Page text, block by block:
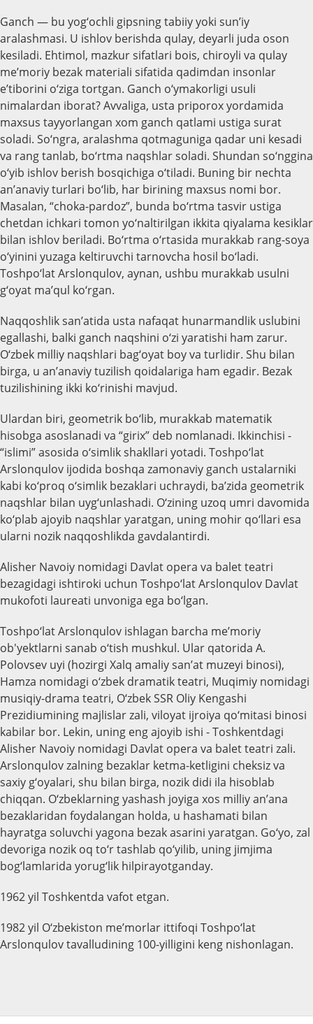
Ganch — bu yog‘ochli gipsning tabiiy yoki sun’iy
aralashmasi. U ishlov berishda qulay, deyarli juda oson
kesiladi. Ehtimol, mazkur sifatlari bois, chiroyli va qulay
me’moriy bezak materiali sifatida qadimdan insonlar
e’tiborini o‘ziga tortgan. Ganch o‘ymakorligi usuli
nimalardan iborat? Avvaliga, usta priporox yordamida
maxsus tayyorlangan xom ganch qatlami ustiga surat
soladi. So‘ngra, aralashma qotmaguniga qadar uni kesadi
va rang tanlab, bo‘rtma naqshlar soladi. Shundan so‘nggina
o‘yib ishlov berish bosqichiga o‘tiladi. Buning bir nechta
an’anaviy turlari bo‘lib, har birining maxsus nomi bor.
Masalan, “choka-pardoz”, bunda bo‘rtma tasvir ustiga
chetdan ichkari tomon yo‘naltirilgan ikkita qiyalama kesiklar
bilan ishlov beriladi. Bo‘rtma o‘rtasida murakkab rang-soya
o‘yinini yuzaga keltiruvchi tarnovcha hosil bo‘ladi.
Toshpo‘lat Arslonqulov, aynan, ushbu murakkab usulni
g‘oyat ma’qul ko‘rgan.
Naqqoshlik san’atida usta nafaqat hunarmandlik uslubini
egallashi, balki ganch naqshini o‘zi yaratishi ham zarur.
O‘zbek milliy naqshlari bag‘oyat boy va turlidir. Shu bilan
birga, u an’anaviy tuzilish qoidalariga ham egadir. Bezak
tuzilishining ikki ko‘rinishi mavjud.
Ulardan biri, geometrik bo‘lib, murakkab matematik
hisobga asoslanadi va “girix” deb nomlanadi. Ikkinchisi -
“islimi” asosida o‘simlik shakllari yotadi. Toshpo‘lat
Arslonqulov ijodida boshqa zamonaviy ganch ustalarniki
kabi ko‘proq o‘simlik bezaklari uchraydi, ba’zida geometrik
naqshlar bilan uyg‘unlashadi. O‘zining uzoq umri davomida
ko‘plab ajoyib naqshlar yaratgan, uning mohir qo‘llari esa
ularni nozik naqqoshlikda gavdalantirdi.
Alisher Navoiy nomidagi Davlat opera va balet teatri
bezagidagi ishtiroki uchun Toshpo‘lat Arslonqulov Davlat
mukofoti laureati unvoniga ega bo‘lgan.
Toshpo‘lat Arslonqulov ishlagan barcha me’moriy
ob'yektlarni sanab o‘tish mushkul. Ular qatorida A.
Polovsev uyi (hozirgi Xalq amaliy san’at muzeyi binosi),
Hamza nomidagi o‘zbek dramatik teatri, Muqimiy nomidagi
musiqiy-drama teatri, O‘zbek SSR Oliy Kengashi
Prezidiumining majlislar zali, viloyat ijroiya qo‘mitasi binosi
kabilar bor. Lekin, uning eng ajoyib ishi - Toshkentdagi
Alisher Navoiy nomidagi Davlat opera va balet teatri zali.
Arslonqulov zalning bezaklar ketma-ketligini cheksiz va
saxiy g‘oyalari, shu bilan birga, nozik didi ila hisoblab
chiqqan. O‘zbeklarning yashash joyiga xos milliy an’ana
bezaklaridan foydalangan holda, u hashamati bilan
hayratga soluvchi yagona bezak asarini yaratgan. Go‘yo, zal
devoriga nozik oq to‘r tashlab qo‘yilib, uning jimjima
bog‘lamlarida yorug‘lik hilpirayotganday.
1962 yil Toshkentda vafot etgan.
1982 yil O‘zbekiston me’morlar ittifoqi Toshpo‘lat
Arslonqulov tavalludining 100-yilligini keng nishonlagan.